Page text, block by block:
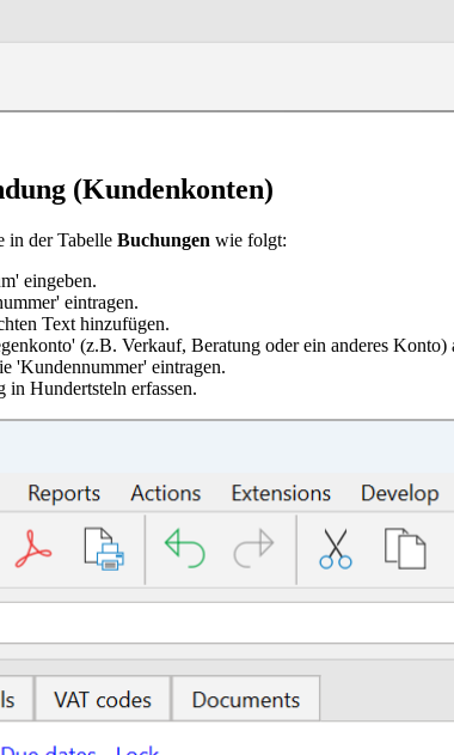
(Kundenkonten)
in der Tabelle Buchungen wie folgt:
eingeben.
eintragen.
Text hinzufügen.
(z.B. Verkauf, Beratung oder ein anderes Konto)
'Kundennummer' eintragen.
in Hundertsteln erfassen.